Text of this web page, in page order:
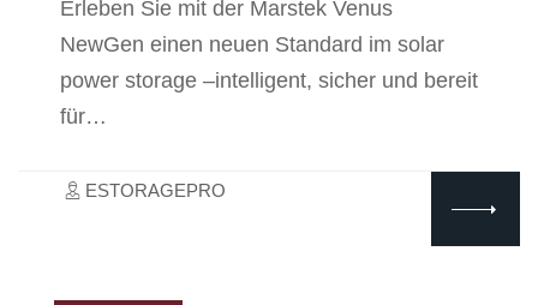
Erleben Sie mit der Marstek Venus
NewGen einen neuen Standard im solar
power storage –intelligent, sicher und bereit
für…
ESTORAGEPRO